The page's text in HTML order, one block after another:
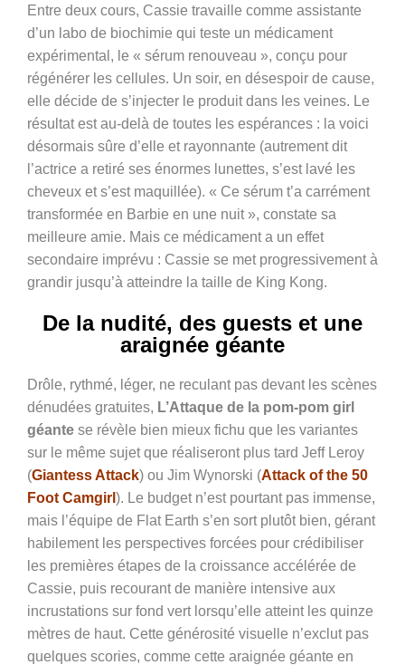
Entre deux cours, Cassie travaille comme assistante
d’un labo de biochimie qui teste un médicament
expérimental, le « sérum renouveau », conçu pour
régénérer les cellules. Un soir, en désespoir de cause,
elle décide de s’injecter le produit dans les veines. Le
résultat est au-delà de toutes les espérances : la voici
désormais sûre d’elle et rayonnante (autrement dit
l’actrice a retiré ses énormes lunettes, s’est lavé les
cheveux et s’est maquillée). « Ce sérum t’a carrément
transformée en Barbie en une nuit », constate sa
meilleure amie. Mais ce médicament a un effet
secondaire imprévu : Cassie se met progressivement à
grandir jusqu’à atteindre la taille de King Kong.
De la nudité, des guests et une
araignée géante
Drôle, rythmé, léger, ne reculant pas devant les scènes
dénudées gratuites, L’Attaque de la pom-pom girl
géante se révèle bien mieux fichu que les variantes
sur le même sujet que réaliseront plus tard Jeff Leroy
(Giantess Attack) ou Jim Wynorski (Attack of the 50
Foot Camgirl ). Le budget n’est pourtant pas immense,
mais l’équipe de Flat Earth s’en sort plutôt bien, gérant
habilement les perspectives forcées pour crédibiliser
les premières étapes de la croissance accélérée de
Cassie, puis recourant de manière intensive aux
incrustations sur fond vert lorsqu’elle atteint les quinze
mètres de haut. Cette générosité visuelle n’exclut pas
quelques scories, comme cette araignée géante en